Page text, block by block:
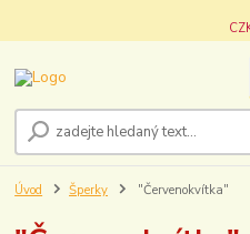
Úvod Šperky "Červenokvítka"